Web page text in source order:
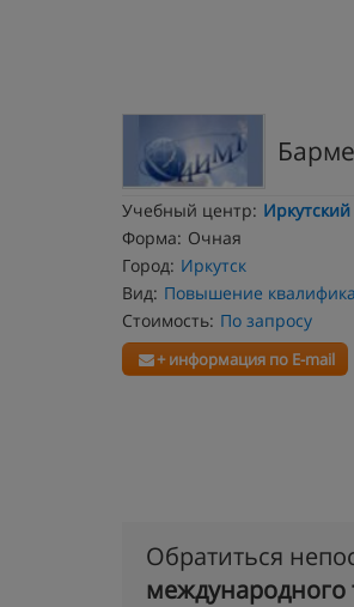
Учебный центр:
Форма: Очная
Город: Иркутск
Вид: Повышение
Стоимость: По запросу
+ информация по E-mail
Обратиться
международного